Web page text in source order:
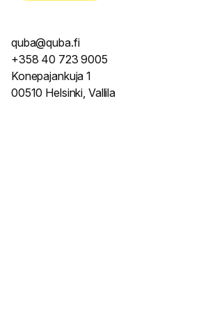
quba@quba.fi
+358 40 723 9005
Konepajankuja 1
00510 Helsinki, Vallila